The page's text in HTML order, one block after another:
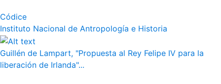
Códice
Instituto Nacional de Antropología e Historia
Guillén de Lampart, "Propuesta al Rey Felipe IV para la
liberación de Irlanda"...